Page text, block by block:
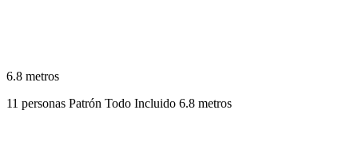
6.8 metros
11 personas Patrón Todo Incluido 6.8 metros